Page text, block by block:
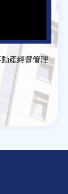
產經營管理